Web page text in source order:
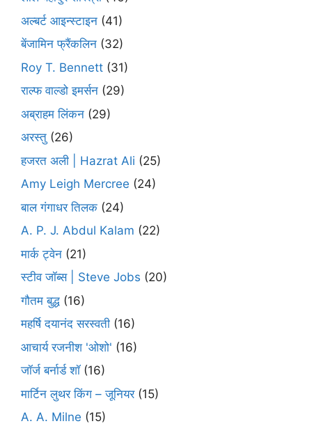
अल्बर्ट आइन्स्टाइन (41)
बेंजामिन फ्रैंकलिन (32)
Roy T. Bennett (31)
राल्फ वाल्डो इमर्सन (29)
अब्राहम लिंकन (29)
अरस्तु (26)
हजरत अली | Hazrat Ali (25)
Amy Leigh Mercree (24)
बाल गंगाधर तिलक (24)
A. P. J. Abdul Kalam (22)
मार्क ट्वेन (21)
स्टीव जॉब्स | Steve Jobs (20)
गौतम बुद्ध (16)
महर्षि दयानंद सरस्वती (16)
आचार्य रजनीश 'ओशो' (16)
जॉर्ज बर्नार्ड शॉ(16)
मार्टिन लुथर किंग – जूनियर(15)
A. A. Milne (15)